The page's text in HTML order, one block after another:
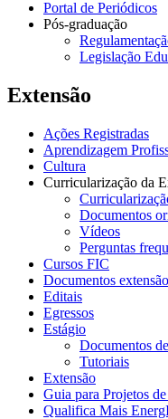
Portal de Periódicos
Pós-graduação
Legislação
Extensão
Ações Registradas
Aprendizagem
Cultura
Curricularização da
Documentos
Vídeos
Perguntas
Cursos FIC
Documentos
Editais
Egressos
Estágio
Documentos
Tutoriais
Extensão
Guia para Projetos
Qualifica Mais